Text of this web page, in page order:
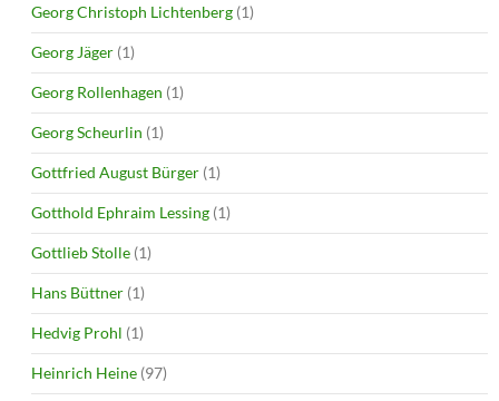
Georg Christoph Lichtenberg (1)
Georg Jäger (1)
Georg Rollenhagen (1)
Georg Scheurlin (1)
Gottfried August Bürger (1)
Gotthold Ephraim Lessing (1)
Gottlieb Stolle (1)
Hans Büttner (1)
Hedvig Prohl (1)
Heinrich Heine (97)